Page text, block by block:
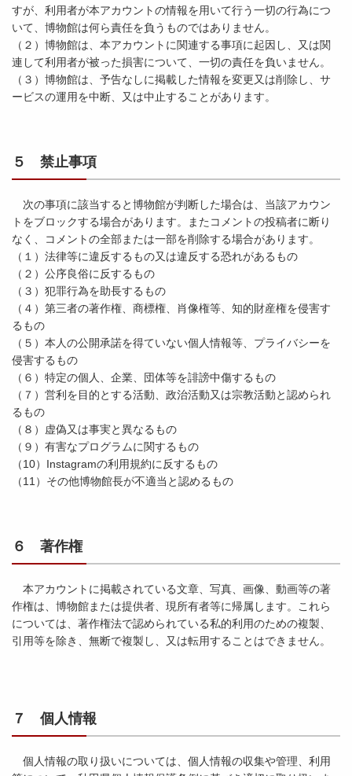
すが、利用者が本アカウントの情報を用いて行う一切の行為につ
いて、博物館は何ら責任を負うものではありません。
（２）博物館は、本アカウントに関連する事項に起因し、又は関
連して利用者が被った損害について、一切の責任を負いません。
（３）博物館は、予告なしに掲載した情報を変更又は削除し、サ
ービスの運用を中断、又は中止することがあります。
５ 禁止事項
次の事項に該当すると博物館が判断した場合は、当該アカウン
トをブロックする場合があります。またコメントの投稿者に断り
なく、コメントの全部または一部を削除する場合があります。
（１）法律等に違反するもの又は違反する恐れがあるもの
（２）公序良俗に反するもの
（３）犯罪行為を助長するもの
（４）第三者の著作権、商標権、肖像権等、知的財産権を侵害す
るもの
（５）本人の公開承諾を得ていない個人情報等、プライバシーを
侵害するもの
（６）特定の個人、企業、団体等を誹謗中傷するもの
（７）営利を目的とする活動、政治活動又は宗教活動と認められ
るもの
（８）虚偽又は事実と異なるもの
（９）有害なプログラムに関するもの
（10）Instagramの利用規約に反するもの
（11）その他博物館長が不適当と認めるもの
６ 著作権
本アカウントに掲載されている文章、写真、画像、動画等の著
作権は、博物館または提供者、現所有者等に帰属します。これら
については、著作権法で認められている私的利用のための複製、
引用等を除き、無断で複製し、又は転用することはできません。
７ 個人情報
個人情報の取り扱いについては、個人情報の収集や管理、利用